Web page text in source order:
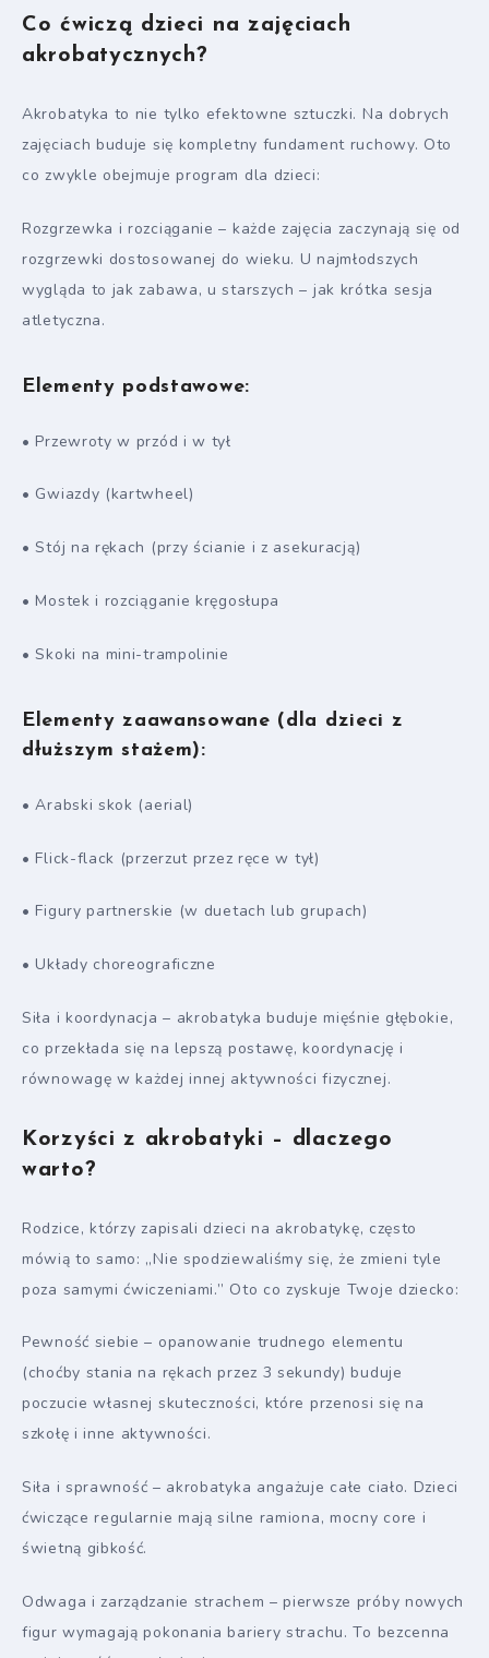
Co ćwiczą dzieci na zajęciach
akrobatycznych?
Akrobatyka to nie tylko efektowne sztuczki. Na dobrych
zajęciach buduje się kompletny fundament ruchowy. Oto
co zwykle obejmuje program dla dzieci:
Rozgrzewka i rozciąganie – każde zajęcia zaczynają się od
rozgrzewki dostosowanej do wieku. U najmłodszych
wygląda to jak zabawa, u starszych – jak krótka sesja
atletyczna.
Elementy podstawowe:
• Przewroty w przód i w tył
• Gwiazdy (kartwheel)
• Stój na rękach (przy ścianie i z asekuracją)
• Mostek i rozciąganie kręgosłupa
• Skoki na mini-trampolinie
Elementy zaawansowane (dla dzieci z
dłuższym stażem):
• Arabski skok (aerial)
• Flick-flack (przerzut przez ręce w tył)
• Figury partnerskie (w duetach lub grupach)
• Układy choreograficzne
Siła i koordynacja – akrobatyka buduje mięśnie głębokie,
co przekłada się na lepszą postawę, koordynację i
równowagę w każdej innej aktywności fizycznej.
Korzyści z akrobatyki – dlaczego
warto?
Rodzice, którzy zapisali dzieci na akrobatykę, często
mówią to samo: „Nie spodziewaliśmy się, że zmieni tyle
poza samymi ćwiczeniami.” Oto co zyskuje Twoje dziecko:
Pewność siebie – opanowanie trudnego elementu
(choćby stania na rękach przez 3 sekundy) buduje
poczucie własnej skuteczności, które przenosi się na
szkołę i inne aktywności.
Siła i sprawność – akrobatyka angażuje całe ciało. Dzieci
ćwiczące regularnie mają silne ramiona, mocny core i
świetną gibkość.
Odwaga i zarządzanie strachem – pierwsze próby nowych
figur wymagają pokonania bariery strachu. To bezcenna